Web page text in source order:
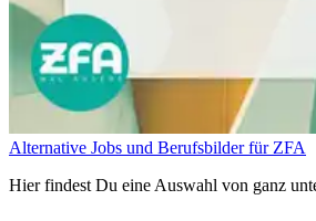
Alternative Jobs und Berufsbilder für ZFA
Hier findest Du eine Auswahl von ganz